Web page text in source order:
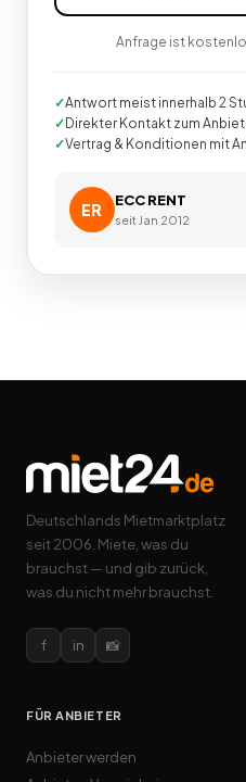
Anfrage ist
Antwort meist innerhalb 2
Direkter Kontakt zum
Vertrag & Konditionen mit
ER
ECC RENT
seit Jan 2012
Deutschlands Mietmarktplatz
seit 2006. Miete, was du
brauchst — und gib zurück,
was du nicht mehr brauchst.
f in 📸
FÜR ANBIETER
Anbieter werden